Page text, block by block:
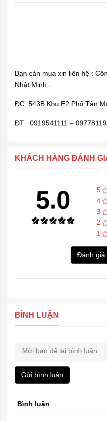
Bạn càn mua xin liên hệ :
Nhật Minh .
ĐC. 543B Khu E2 Phố Tân
ĐT . 0919541111 –
KHÁCH HÀNG ĐÁNH
5.0 5
4
3
2
1
Đánh giá
BÌNH LUẬN
Gửi bình luận
Bình luận